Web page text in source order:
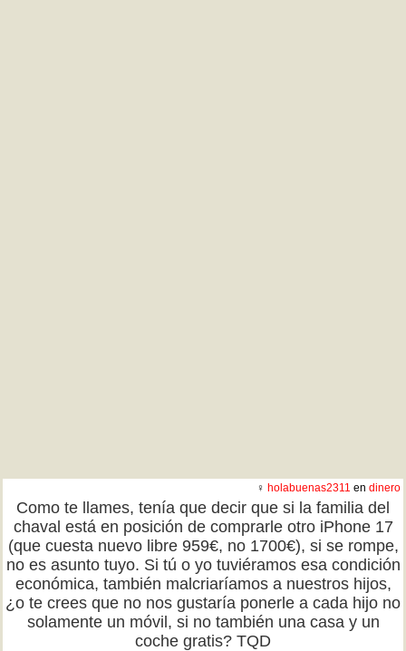
♀ holabuenas2311 en dinero
Como te llames, tenía que decir que si la familia del
chaval está en posición de comprarle otro iPhone 17
(que cuesta nuevo libre 959€, no 1700€), si se rompe,
no es asunto tuyo. Si tú o yo tuviéramos esa condición
económica, también malcriaríamos a nuestros hijos,
¿o te crees que no nos gustaría ponerle a cada hijo no
solamente un móvil, si no también una casa y un
coche gratis? TQD